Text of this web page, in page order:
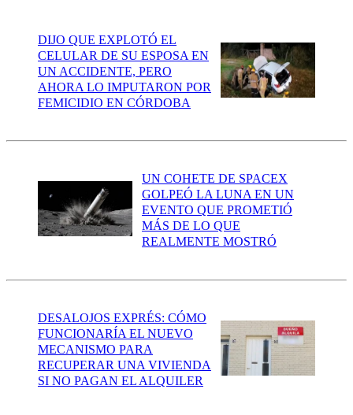
DIJO QUE EXPLOTÓ EL
CELULAR DE SU ESPOSA EN
UN ACCIDENTE, PERO
AHORA LO IMPUTARON POR
FEMICIDIO EN CÓRDOBA
UN COHETE DE SPACEX
GOLPEÓ LA LUNA EN UN
EVENTO QUE PROMETIÓ
MÁS DE LO QUE
REALMENTE MOSTRÓ
DESALOJOS EXPRÉS: CÓMO
FUNCIONARÍA EL NUEVO
MECANISMO PARA
RECUPERAR UNA VIVIENDA
SI NO PAGAN EL ALQUILER